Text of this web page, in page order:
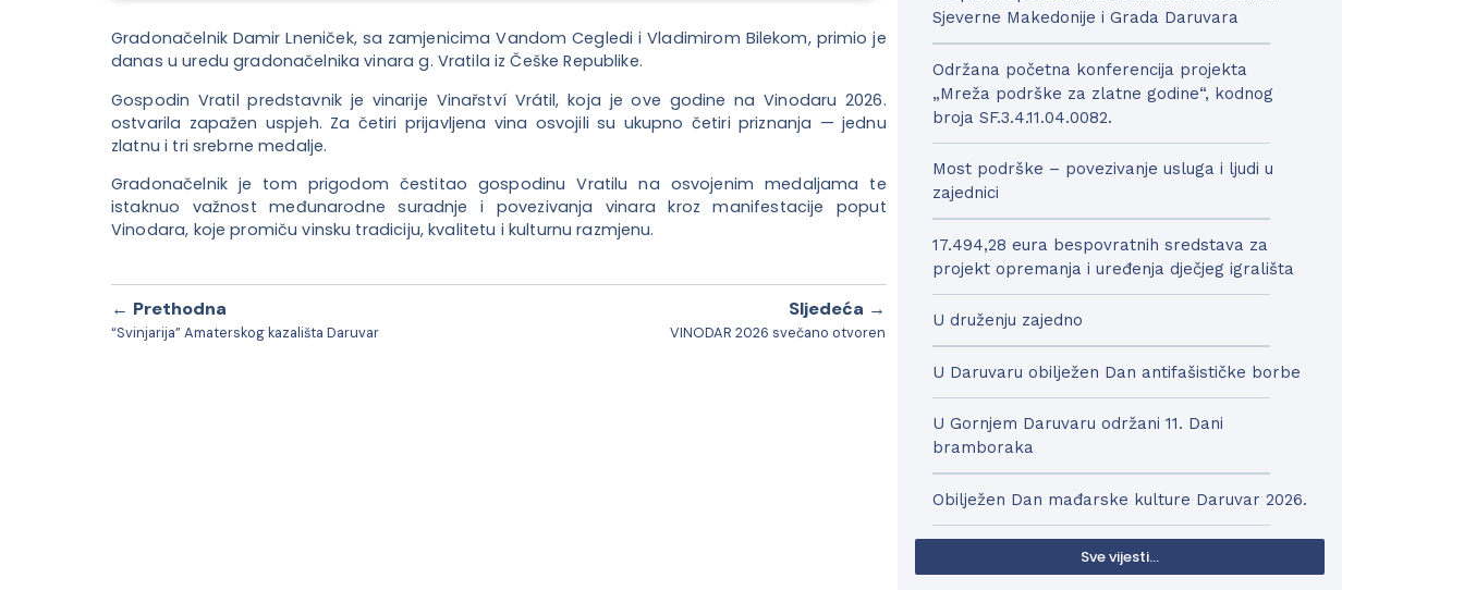
Gradonačelnik Damir Lneniček, sa zamjenicima Vandom Cegledi i Vladimirom Bilekom, primio je
danas u uredu gradonačelnika vinara g. Vratila iz Češke Republike.
Gospodin Vratil predstavnik je vinarije Vinařství Vrátil, koja je ove godine na Vinodaru 2026.
ostvarila zapažen uspjeh. Za četiri prijavljena vina osvojili su ukupno četiri priznanja — jednu
zlatnu i tri srebrne medalje.
Gradonačelnik je tom prigodom čestitao gospodinu Vratilu na osvojenim medaljama te
istaknuo važnost međunarodne suradnje i povezivanja vinara kroz manifestacije poput
Vinodara, koje promiču vinsku tradiciju, kvalitetu i kulturnu razmjenu.
← Prethodna
“Svinjarija” Amaterskog kazališta Daruvar
Sljedeća →
VINODAR 2026 svečano otvoren
Sjeverne Makedonije i Grada Daruvara
Održana početna konferencija projekta
„Mreža podrške za zlatne godine“, kodnog
broja SF.3.4.11.04.0082.
Most podrške – povezivanje usluga i ljudi u
zajednici
17.494,28 eura bespovratnih sredstava za
projekt opremanja i uređenja dječjeg igrališta
U druženju zajedno
U Daruvaru obilježen Dan antifašističke borbe
U Gornjem Daruvaru održani 11. Dani
bramboraka
Obilježen Dan mađarske kulture Daruvar 2026.
Sve vijesti...